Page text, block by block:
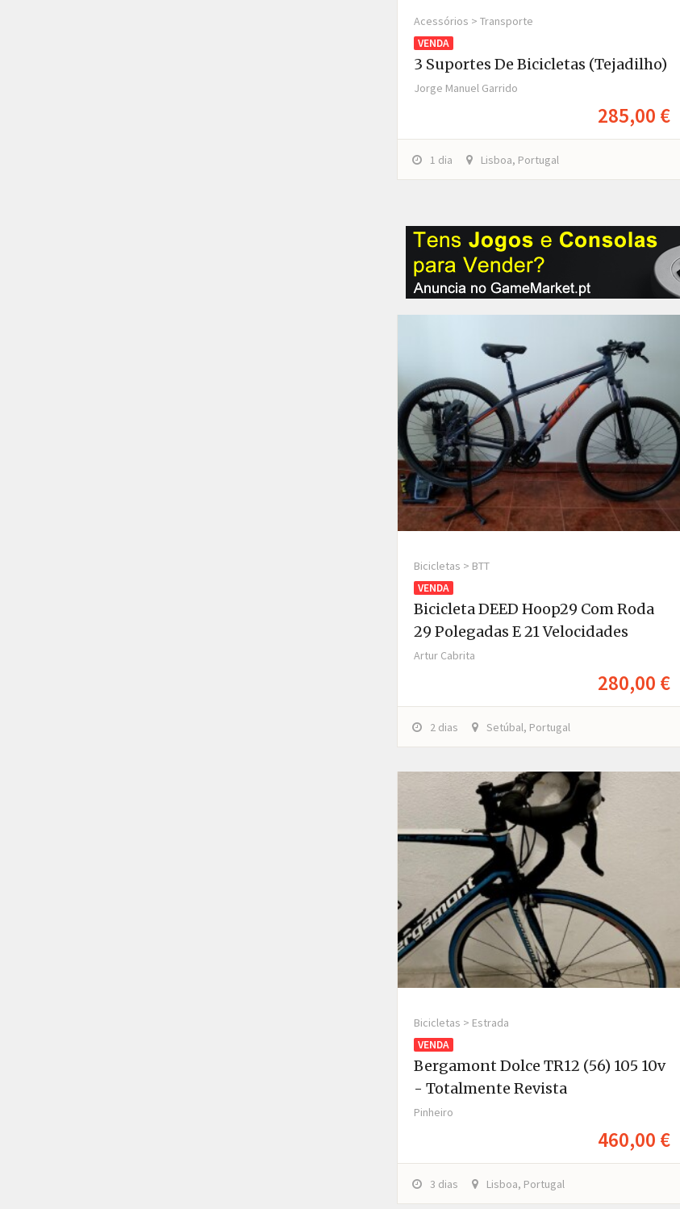
Acessórios > Transporte
VENDA
3 Suportes De Bicicletas (tejadilho)
Jorge Manuel Garrido
285,00 €
1 dia Lisboa, Portugal
Bicicletas > BTT
VENDA
Bicicleta DEED Hoop29 Com Roda
29 Polegadas E 21 Velocidades
Artur Cabrita
280,00 €
2 dias Setúbal, Portugal
Bicicletas > Estrada
VENDA
Bergamont Dolce TR12 (56) 105 10v
- Totalmente Revista
Pinheiro
460,00 €
3 dias Lisboa, Portugal